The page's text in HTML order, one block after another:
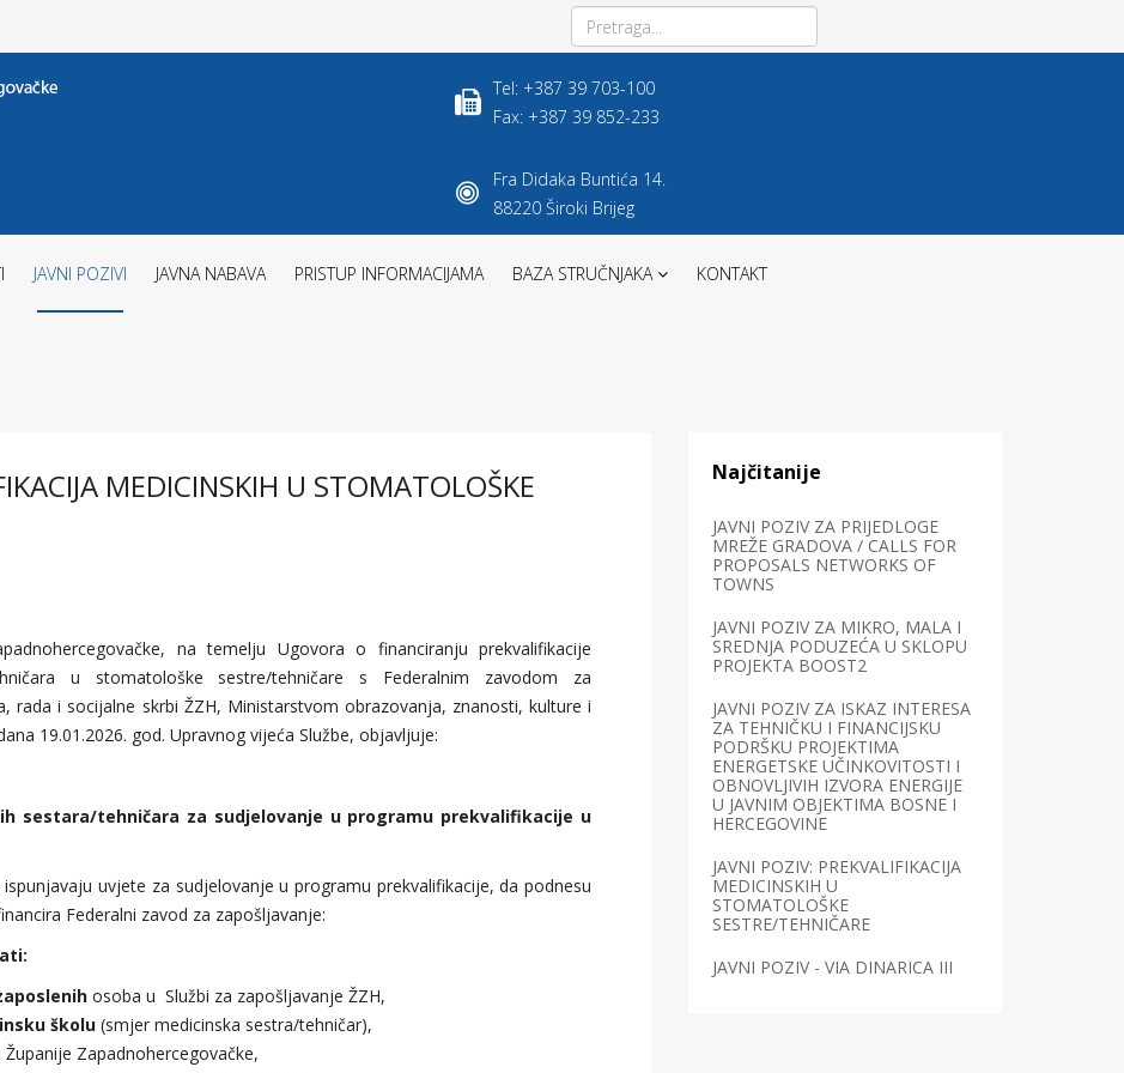
Tel: +387 39 703-100
Fax: +387 39 852-233
Fra Didaka Buntića 14.
88220 Široki Brijeg
JAVNI POZIVI JAVNA NABAVA PRISTUP INFORMACIJAMA BAZA STRUČNJAKA KONTAKT
MEDICINSKIH U STOMATOLOŠKE
na temelju Ugovora o financiranju prekvalifikacije
u stomatološke sestre/tehničare s Federalnim zavodom za
rada i socijalne skrbi ŽZH, Ministarstvom obrazovanja, znanosti, kulture i
19.01.2026. god. Upravnog vijeća Službe, objavljuje:
sestara/tehničara za sudjelovanje u programu prekvalifikacije u
uvjete za sudjelovanje u programu prekvalifikacije, da podnesu
Federalni zavod za zapošljavanje:
osoba u Službi za zapošljavanje ŽZH,
školu (smjer medicinska sestra/tehničar),
Zapadnohercegovačke,
Najčitanije
JAVNI POZIV ZA PRIJEDLOGE
MREŽE GRADOVA / CALLS FOR
PROPOSALS NETWORKS OF
TOWNS
JAVNI POZIV ZA MIKRO, MALA I
SREDNJA PODUZEĆA U SKLOPU
PROJEKTA BOOST2
JAVNI POZIV ZA ISKAZ INTERESA
ZA TEHNIČKU I FINANCIJSKU
PODRŠKU PROJEKTIMA
ENERGETSKE UČINKOVITOSTI I
OBNOVLJIVIH IZVORA ENERGIJE
U JAVNIM OBJEKTIMA BOSNE I
HERCEGOVINE
JAVNI POZIV: PREKVALIFIKACIJA
MEDICINSKIH U
STOMATOLOŠKE
SESTRE/TEHNIČARE
JAVNI POZIV - VIA DINARICA III